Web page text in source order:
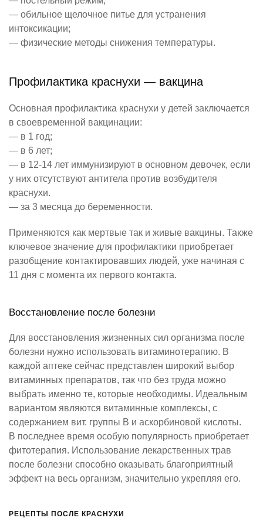
— обильное щелочное питье для устранения
интоксикации;
— физические методы снижения температуры.
Профилактика краснухи — вакцина
Основная профилактика краснухи у детей заключается
в своевременной вакцинации:
— в 1 год;
— в 6 лет;
— в 12-14 лет иммунизируют в основном девочек, если
у них отсутствуют антитела против возбудителя
краснухи.
— за 3 месяца до беременности.
Применяются как мертвые так и живые вакцины. Также
ключевое значение для профилактики приобретает
разобщение контактировавших людей, уже начиная с
11 дня с момента их первого контакта.
Восстановление после болезни
Для восстановления жизненных сил организма после
болезни нужно использовать витаминотерапию. В
каждой аптеке сейчас представлен широкий выбор
витаминных препаратов, так что без труда можно
выбрать именно те, которые необходимы. Идеальным
вариантом являются витаминные комплексы, с
содержанием вит. группы В и аскорбиновой кислоты.
В последнее время особую популярность приобретает
фитотерапия. Использование лекарственных трав
после болезни способно оказывать благоприятный
эффект на весь организм, значительно укрепляя его.
РЕЦЕПТЫ ПОСЛЕ КРАСНУХИ